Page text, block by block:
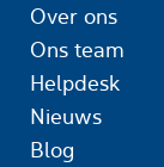
Over ons
Ons team
Helpdesk
Nieuws
Blog